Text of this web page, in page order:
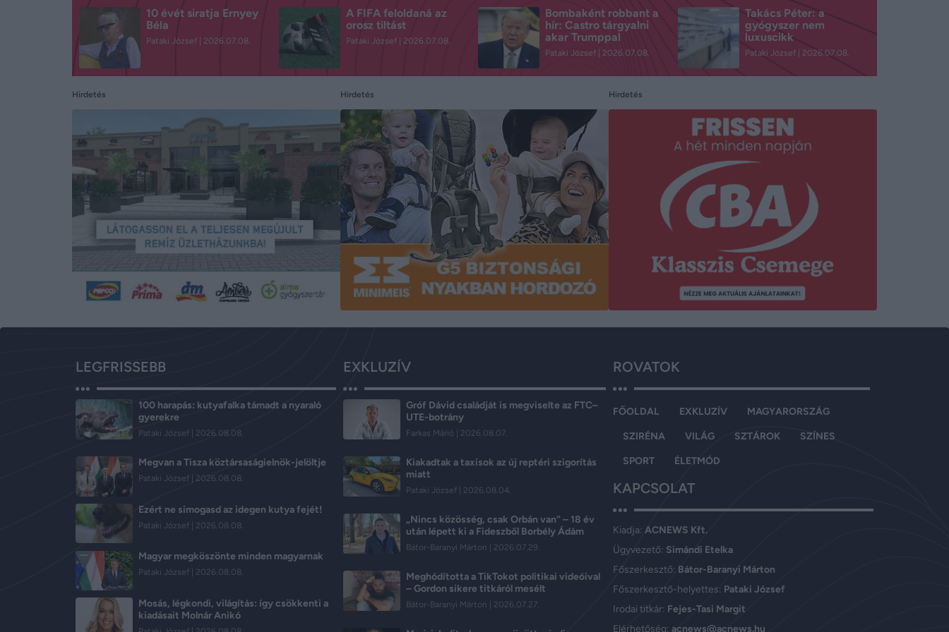
10 évét siratja Ernyey
Béla
Pataki József 2026.07.08.
A FIFA feloldaná az
orosz tiltást
Pataki József 2026.07.08.
Bombaként robbant a
hír: Castro tárgyalni
akar Trumppal
Pataki József 2026.07.08.
Takács Péter: a
gyógyszer nem
luxuscikk
Pataki József 2026.07.08.
Hirdetés Hirdetés Hirdetés
LEGFRISSEBB
100 harapás: kutyafalka támadt a nyaraló
gyerekre
Pataki József 2026.08.08.
Megvan a Tisza köztársaságielnök-jelöltje
Pataki József 2026.08.08.
Ezért ne simogasd az idegen kutya fejét!
Pataki József 2026.08.08.
Magyar megköszönte minden magyarnak
Pataki József 2026.08.08.
Mosás, légkondi, világítás: így csökkenti a
kiadásait Molnár Anikó
EXKLUZÍV
Gróf Dávid családját is megviselte az FTC–
UTE-botrány
Farkas Márió 2026.08.07.
Kiakadtak a taxisok az új reptéri szigorítás
miatt
Pataki József 2026.08.04.
„Nincs közösség, csak Orbán van” – 18 év
után lépett ki a Fideszből Borbély Ádám
Bátor-Baranyi Márton 2026.07.29.
Meghódította a TikTokot politikai videóival
– Gordon sikere titkáról mesélt
Bátor-Baranyi Márton 2026.07.27.
ROVATOK
FŐOLDAL EXKLUZÍV MAGYARORSZÁG
SZIRÉNA VILÁG SZTÁROK SZÍNES
SPORT ÉLETMÓD
KAPCSOLAT
Kiadja:ACNEWS Kft.
Ügyvezető: Simándi Etelka
Főszerkesztő: Bátor-Baranyi Márton
Főszerkesztő-helyettes: Pataki József
Irodai titkár: Fejes-Tasi Margit
Elérhetőség:acnews@acnews.hu